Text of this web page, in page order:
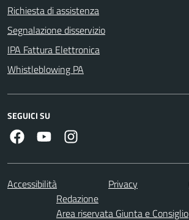
Richiesta di assistenza
Segnalazione disservizio
IPA Fattura Elettronica
Whistleblowing PA
SEGUICI SU
FacebookYoutube
Accessibilità Privacy
Redazione
Area riservata Giunta e Consiglio